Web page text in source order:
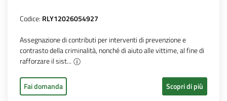
Codice: RLY12026054927
Assegnazione di contributi per interventi di prevenzione e
contrasto della criminalità, nonché di aiuto alle vittime, al fine di
rafforzare il sist...
Fai domanda Scopri di più